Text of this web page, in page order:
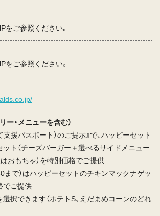
をご参照ください。
をご参照ください。
ー・メニューを含む）
支援パスポート）のご提示』で、ハッピーセット
ト（チーズバーガー＋選べるサイドメニュー
おもちゃ）を特別価格でご提供
まで）はハッピーセットのチキンマックナゲッ
でご提供
択できます（ポテトS、えだまめコーンのどれ